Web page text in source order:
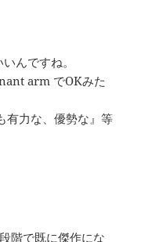
んですね。
arm でOKみた
有力な、優勢な』等
階で既に傑作にな